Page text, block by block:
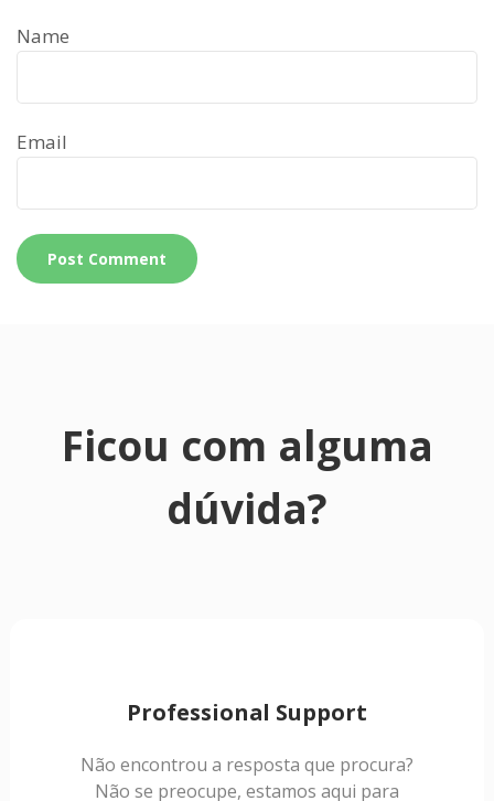
Name
Email
Ficou com alguma
dúvida?
Professional Support
Não encontrou a resposta que procura?
Não se preocupe, estamos aqui para